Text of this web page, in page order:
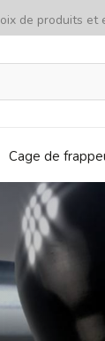
de produits et
Cage de